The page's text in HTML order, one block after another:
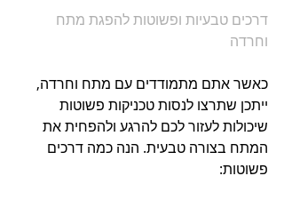
דרכים טבעיות ופשוטות להפגת מתח
וחרדה
כאשר אתם מתמודדים עם מתח וחרדה,
ייתכן שתרצו לנסות טכניקות פשוטות
שיכולות לעזור לכם להרגע ולהפחית את
המתח בצורה טבעית. הנה כמה דרכים
פשוטות: